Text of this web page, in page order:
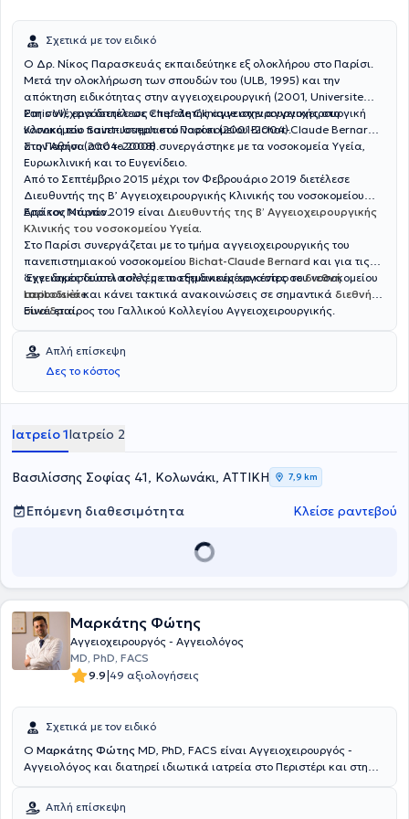
Σχετικά με τον ειδικό
Ο Δρ. Νίκος Παρασκευάς εκπαιδεύτηκε εξ ολοκλήρου στο Παρίσι.
Μετά την ολοκλήρωση των σπουδών του (ULB, 1995) και την
απόκτηση ειδικότητας στην αγγειοχειρουργική (2001, Universite
Paris VI), εργάστηκε ως επιμελητής αγγειοχειρουργικής στο
νοσοκομείο Saint-Joseph στο Παρίσι (2001-2004).
Στη συνέχεια διετέλεσε Chef de Clinique στην αγγειοχειρουργική
Κλινική του πανεπιστημιακού νοσοκομείου Bichat-Claude Bernard
στο Παρίσι (2004-2008).
Στην Αθήνα από το 2008 συνεργάστηκε με τα νοσοκομεία Υγεία,
Ευρωκλινική και το Ευγενίδειο.
Από το Σεπτέμβριο 2015 μέχρι τον Φεβρουάριο 2019 διετέλεσε
Διευθυντής της Β’ Αγγειοχειρουργικής Κλινικής του νοσοκομείου
Ερρίκος Ντυνάν.
Από τον Μάρτιο 2019 είναι Διευθυντής της Β’ Αγγειοχειρουργικής
Κλινικής του νοσοκομείου Υγεία.
Στο Παρίσι συνεργάζεται με το τμήμα αγγειοχειρουργικής του
πανεπιστημιακού νοσοκομείου Bichat-Claude Bernard και για τις
αγγειακές δυσπλασίες με το εξειδικευμένο κέντρο του νοσοκομείου
Lariboisière.
‘Εχει δημοσιεύσει πολλές επιστημονικές εργασίες σεδιεθνή
περιοδικάκαι κάνει τακτικά ανακοινώσεις σε σημαντικά διεθνή
συνέδρια.
Είναι εταίρος του Γαλλικού Κολλεγίου Αγγειοχειρουργικής.
Απλή επίσκεψη
Δες το κόστος
Ιατρείο 1Ιατρείο 2
Βασιλίσσης Σοφίας 41, Κολωνάκι, ΑΤΤΙΚΗ 7,9 km
Επόμενη διαθεσιμότητα Κλείσε ραντεβού
Μαρκάτης Φώτης
Αγγειοχειρουργός - Αγγειολόγος
MD, PhD, FACS
9.9|49 αξιολογήσεις
Σχετικά με τον ειδικό
O Μαρκάτης Φώτης MD, PhD, FACS είναι Αγγειοχειρουργός -
Αγγειολόγος και διατηρεί ιδιωτικά ιατρεία στο Περιστέρι και στη
κλινικής στο Νοσοκομείο Metropolitan και Επιστημονικός
υπεύθυνος του Ιατρείου Διαβητικού Ποδιού. Είναι Διδάκτωρ και
Απλή επίσκεψη